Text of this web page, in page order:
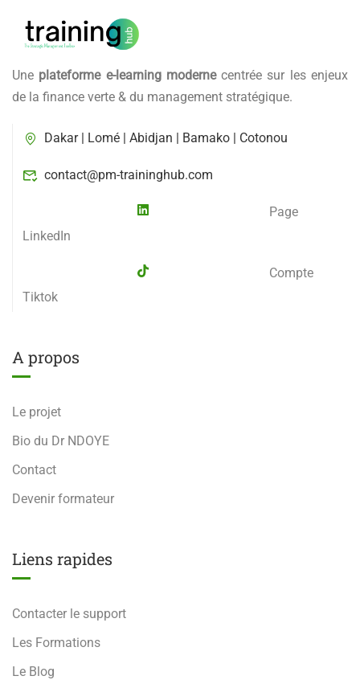
Une plateforme e-learning modernecentrée sur les enjeux
de la finance verte & du management stratégique.
Dakar | Lomé | Abidjan | Bamako | Cotonou
contact@pm-traininghub.com
Page
LinkedIn
Compte
Tiktok
A propos
Le projet
Bio du Dr NDOYE
Contact
Devenir formateur
Liens rapides
Contacter le support
Les Formations
Le Blog